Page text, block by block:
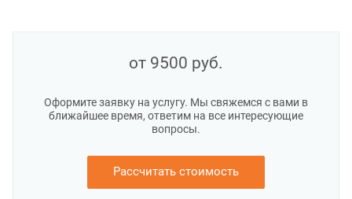
от 9500 руб.
Оформите заявку на услугу. Мы свяжемся с вами в
ближайшее время, ответим на все интересующие
вопросы.
Рассчитать стоимость